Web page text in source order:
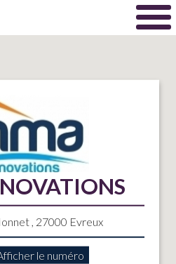
, 27000 Evreux
le numéro